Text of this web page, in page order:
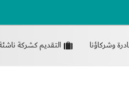
وشركاؤنا التقديم كشركة